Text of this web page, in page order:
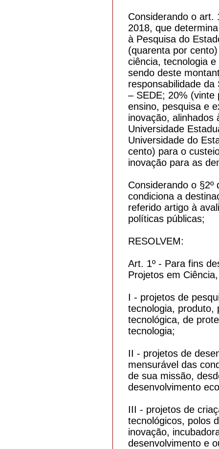
Considerando o art.
2018, que
à Pesquisa do
(quarenta por
ciência, tecnologia
sendo deste
responsabilidade
– SEDE; 20% (vinte
ensino, pesquisa e
inovação, alinhados
Universidade
Universidade do
cento) para o
inovação para as
Considerando o
condiciona a
referido artigo à
políticas públicas;
RESOLVEM:
Art. 1º - Para fins
Projetos em
I - projetos de
tecnologia, produto,
tecnológica, de
tecnologia;
II - projetos de
mensurável das
de sua missão,
desenvolvimento
III - projetos de
tecnológicos, polos
inovação,
desenvolvimento e